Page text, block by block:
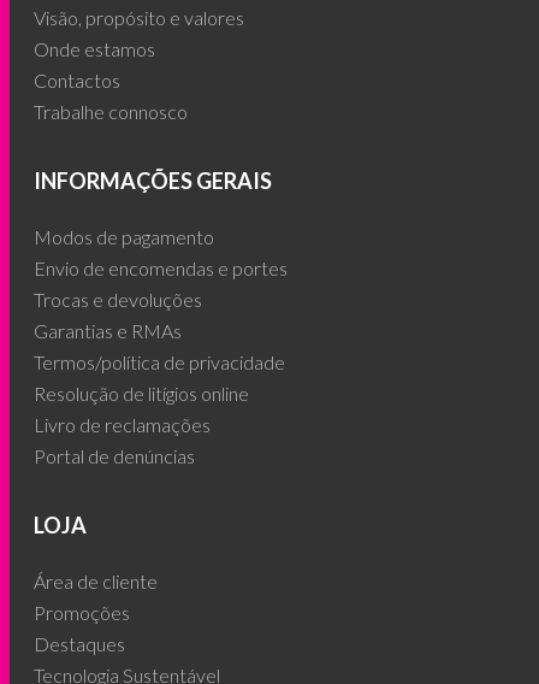
Visão, propósito e valores
Onde estamos
Contactos
Trabalhe connosco
INFORMAÇÕES GERAIS
Modos de pagamento
Envio de encomendas e portes
Trocas e devoluções
Garantias e RMAs
Termos/política de privacidade
Resolução de litígios online
Livro de reclamações
Portal de denúncias
LOJA
Área de cliente
Promoções
Destaques
Tecnologia Sustentável